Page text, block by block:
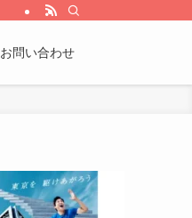
お問い合わせ